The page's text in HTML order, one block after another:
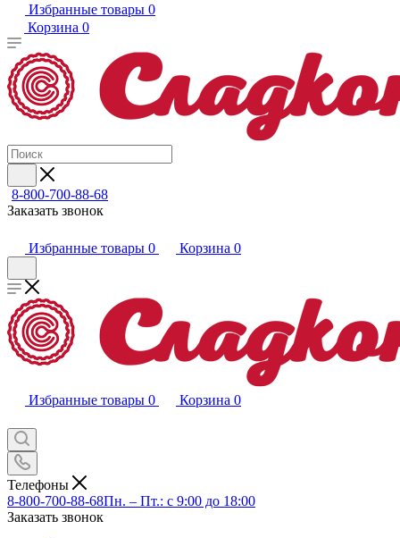
Избранные товары 0
Корзина 0
8-800-700-88-68
Заказать звонок
Избранные товары 0 Корзина 0
Избранные товары 0 Корзина 0
Телефоны
8-800-700-88-68Пн. – Пт.: с 9:00 до 18:00
Заказать звонок